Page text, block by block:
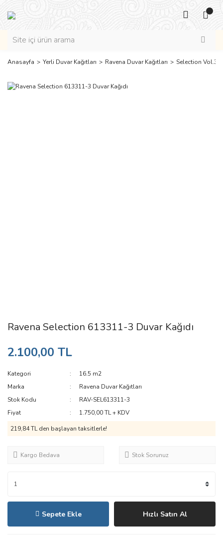
Anasayfa Yerli Duvar Kağıtları Ravena Duvar Kağıtları Selection Vol.3
Ravena Selection 613311-3 Duvar Kağıdı
2.100,00 TL
Kategori
16.5 m2
Marka
Ravena Duvar Kağıtları
Stok Kodu
RAV-SEL613311-3
Fiyat
1.750,00 TL + KDV
219,84 TL den başlayan taksitlerle!
Kargo Bedava Stok Sorunuz
Sepete Ekle Hızlı Satın Al